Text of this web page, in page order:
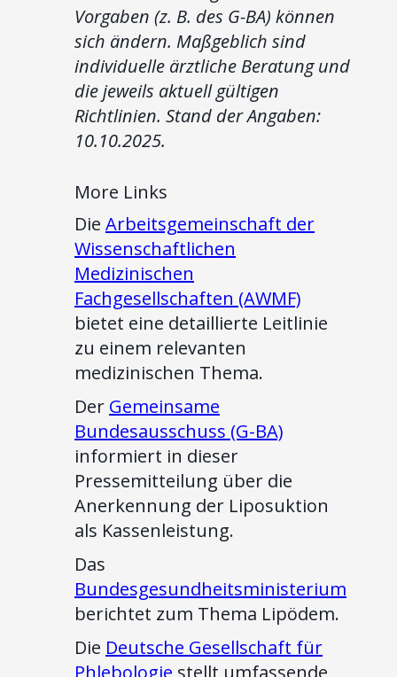
Vorgaben (z. B. des G-BA) können
sich ändern. Maßgeblich sind
individuelle ärztliche Beratung und
die jeweils aktuell gültigen
Richtlinien. Stand der Angaben:
10.10.2025.
More Links
Die Arbeitsgemeinschaft der
Wissenschaftlichen
Medizinischen
Fachgesellschaften (AWMF)
bietet eine detaillierte Leitlinie
zu einem relevanten
medizinischen Thema.
Der Gemeinsame
Bundesausschuss (G-BA)
informiert in dieser
Pressemitteilung über die
Anerkennung der Liposuktion
als Kassenleistung.
Das
Bundesgesundheitsministerium
berichtet zum Thema Lipödem.
Die Deutsche Gesellschaft für
Phlebologie stellt umfassende